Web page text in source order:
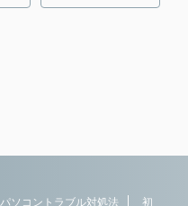
パソコントラブル対処法 初